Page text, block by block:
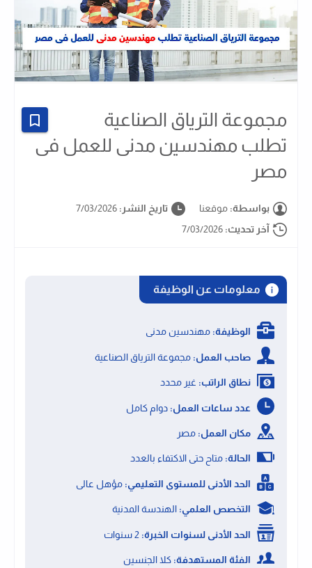
مجموعة الترياق الصناعية
تطلب مهندسين مدنى للعمل فى
مصر
بواسطة: موقعنا تاريخ النشر: 7/03/2026
آخر تحديث: 7/03/2026
معلومات عن الوظيفة
الوظيفة: مهندسين مدنى
صاحب العمل: مجموعة الترياق الصناعية
نطاق الراتب: غير محدد
عدد ساعات العمل: دوام كامل
مكان العمل: مصر
الحالة: متاح حتى الاكتفاء بالعدد
الحد الأدنى للمستوى التعليمي: مؤهل عالى
التخصص العلمي: الهندسة المدنية
الحد الأدنى لسنوات الخبرة:
الفئة المستهدفة: كلا الجنسين